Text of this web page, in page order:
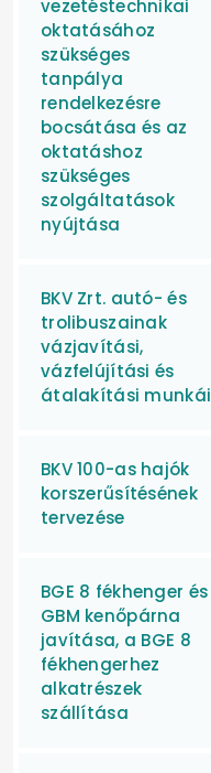
vezetéstechnikai
oktatásához
szükséges
tanpálya
rendelkezésre
bocsátása és az
oktatáshoz
szükséges
szolgáltatások
nyújtása
BKV Zrt. autó- és
trolibuszainak
vázjavítási,
vázfelújítási és
átalakítási munkái
BKV 100-as hajók
korszerűsítésének
tervezése
BGE 8 fékhenger és
GBM kenőpárna
javítása, a BGE 8
fékhengerhez
alkatrészek
szállítása